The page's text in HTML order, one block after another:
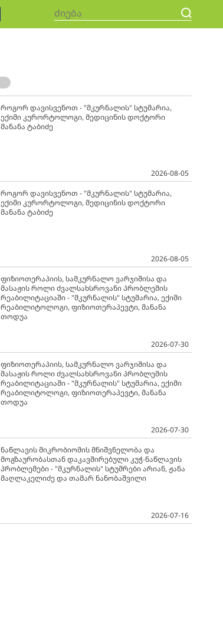
როგორ დავისვენოთ - "მკურნალის" სტუმარია,
ექიმი კურორტოლოგი, მედიცინის დოქტორი
მანანა ტაბიძე
2026-08-05
როგორ დავისვენოთ - "მკურნალის" სტუმარია,
ექიმი კურორტოლოგი, მედიცინის დოქტორი
მანანა ტაბიძე
2026-08-05
ფიზიოთერაპიის, სამკურნალო ვარჯიშისა და
მასაჟის როლი ძვალსახსროვანი პრობლემის
რეაბილიტაციაში - "მკურნალის" სტუმარია, ექიმი
რეაბილიტოლოგი, ფიზიოთერაპევტი, მანანა
თოდუა
2026-07-30
ფიზიოთერაპიის, სამკურნალო ვარჯიშისა და
მასაჟის როლი ძვალსახსროვანი პრობლემის
რეაბილიტაციაში - "მკურნალის" სტუმარია, ექიმი
რეაბილიტოლოგი, ფიზიოთერაპევტი, მანანა
თოდუა
2026-07-30
ნაწლავის მიკრობიომის მნიშვნელობა და
მოგზაურობასთან დაკავშირებული კუჭ-ნაწლავის
პრობლემები - "მკურნალის" სტუმრები არიან, ჟანა
მაღლაკელიძე და თამარ ნანობაშვილი
2026-07-16